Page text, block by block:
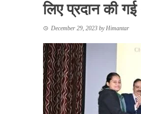
लिए प्रदान की
December 29, 2023 byHimantar